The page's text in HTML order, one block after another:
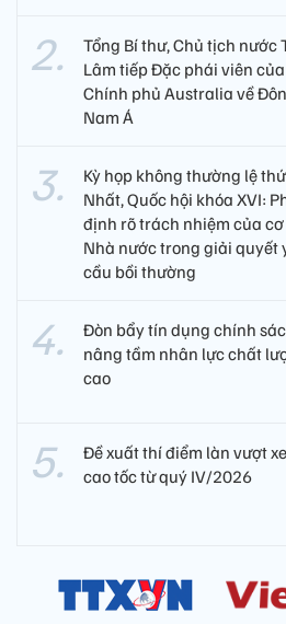
Tổng Bí thư, Chủ tịch nước
Lâm tiếp Đặc phái viên của
Chính phủ Australia về
Nam Á
Kỳ họp không thường lệ thứ
Nhất, Quốc hội khóa XVI:
định rõ trách nhiệm của
Nhà nước trong giải quyết
cầu bồi thường
Đòn bẩy tín dụng chính
nâng tầm nhân lực chất
cao
Đề xuất thí điểm làn vượt
cao tốc từ quý IV/2026